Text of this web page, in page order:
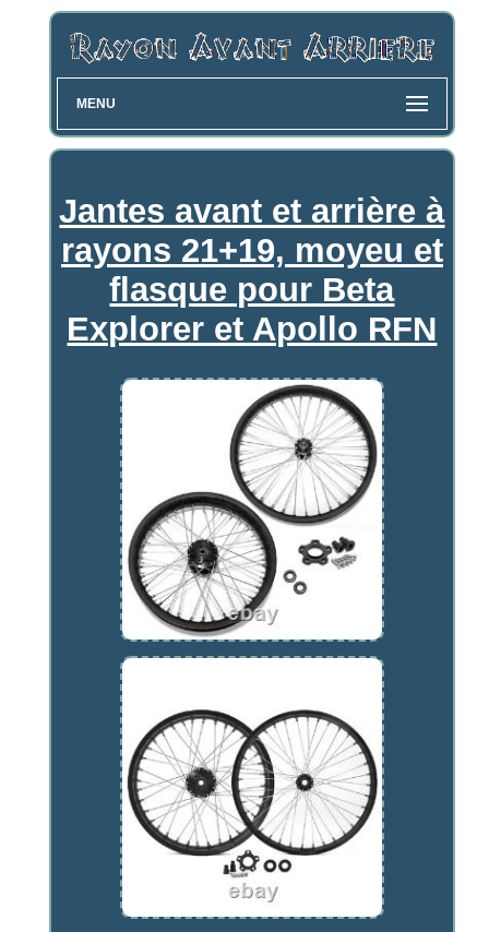
MENU
Jantes avant et arrière à
rayons 21+19, moyeu et
flasque pour Beta
Explorer et Apollo RFN